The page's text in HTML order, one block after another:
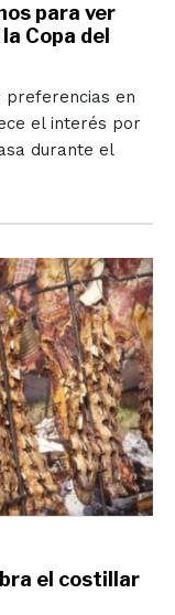
para ver
Copa del
preferencias en
el interés por
durante el
el costillar